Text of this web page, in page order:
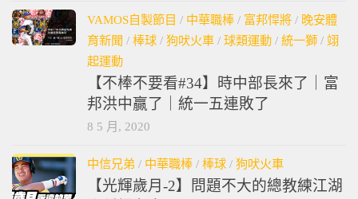
VAMOS自製節目 / 中華職棒 / 富邦悍將 / 晚安體
育新聞 / 棒球 / 狗吠火車 / 球類運動 / 統一獅 / 翊
起運動
【不棒不要看#34】時中部長來了｜富
邦洪中贏了｜統一五連敗了
8 5 月, 2020
中信兄弟 / 中華職棒 / 棒球 / 狗吠火車
【光輝歲月-2】問題不大的總教練江湖